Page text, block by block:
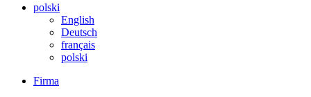
polski
English
Deutsch
français
polski
Firma